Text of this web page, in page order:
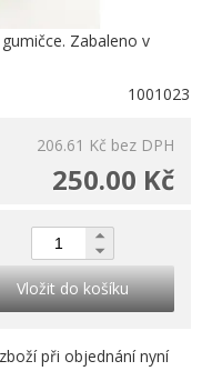
Zabaleno v
1001023
206.61 Kč bez DPH
250.00 Kč
Vložit do košíku
při objednání nyní